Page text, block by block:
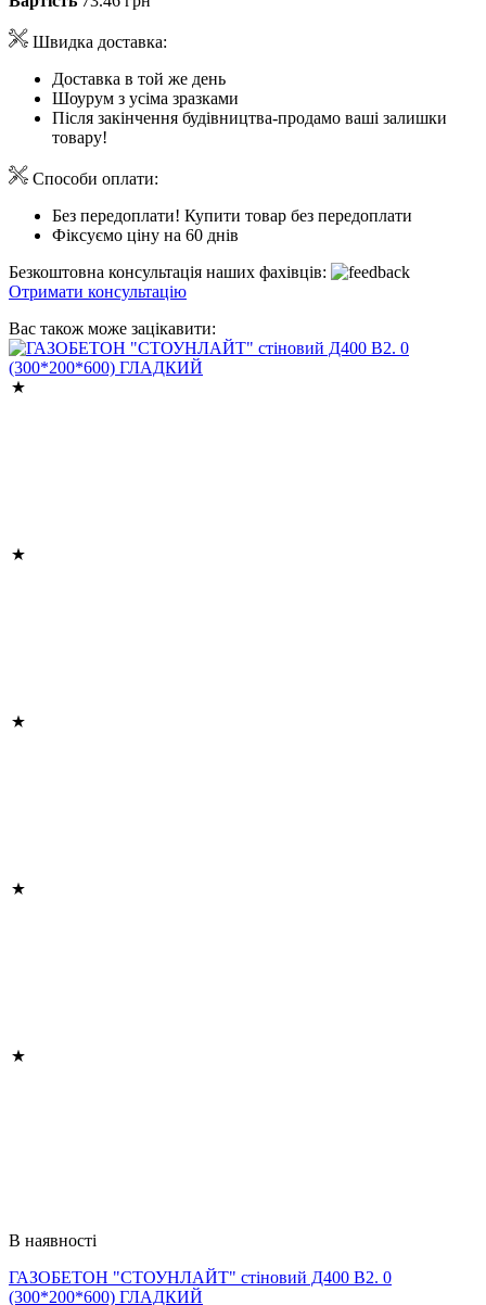
Швидка доставка:
Доставка в той же день
Шоурум з усіма зразками
Після закінчення будівництва-продамо ваші залишки
товару!
Способи оплати:
Без передоплати! Купити товар без передоплати
Фіксуємо ціну на 60 днів
Безкоштовна консультація наших фахівців:
Отримати консультацію
Вас також може зацікавити:
В наявності
ГАЗОБЕТОН "СТОУНЛАЙТ" стіновий Д400 В2. 0
(300*200*600) ГЛАДКИЙ